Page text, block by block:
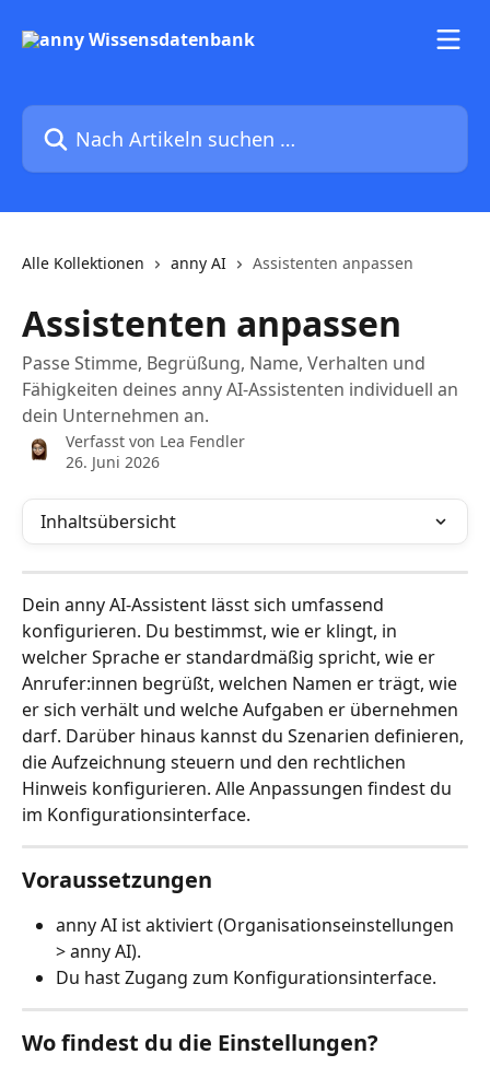
Nach Artikeln suchen …
Alle Kollektionen anny AI Assistenten anpassen
Assistenten anpassen
Passe Stimme, Begrüßung, Name, Verhalten und
Fähigkeiten deines anny AI-Assistenten individuell an
dein Unternehmen an.
Verfasst von Lea Fendler
26. Juni 2026
Inhaltsübersicht
Dein anny AI-Assistent lässt sich umfassend
konfigurieren. Du bestimmst, wie er klingt, in
welcher Sprache er standardmäßig spricht, wie er
Anrufer:innen begrüßt, welchen Namen er trägt, wie
er sich verhält und welche Aufgaben er übernehmen
darf. Darüber hinaus kannst du Szenarien definieren,
die Aufzeichnung steuern und den rechtlichen
Hinweis konfigurieren. Alle Anpassungen findest du
im Konfigurationsinterface.
Voraussetzungen
anny AI ist aktiviert (Organisationseinstellungen
> anny AI).
Du hast Zugang zum Konfigurationsinterface.
Wo findest du die Einstellungen?